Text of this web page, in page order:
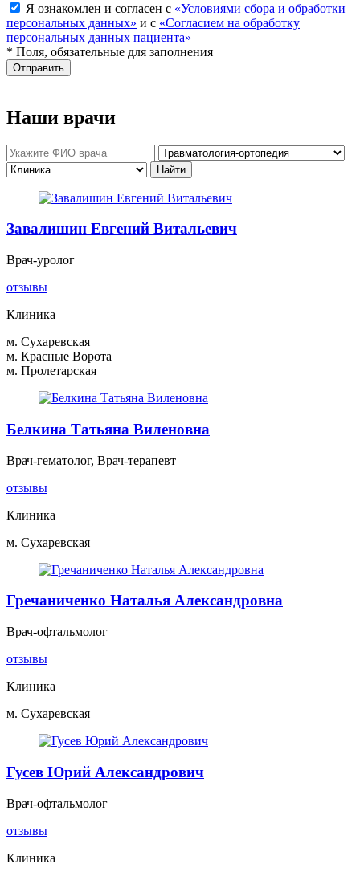
Я ознакомлен и согласен с «Условиями сбора и обработки
персональных данных» и с «Согласием на обработку
персональных данных пациента»
* Поля, обязательные для заполнения
Отправить
Наши врачи
Завалишин Евгений Витальевич
Врач-уролог
отзывы
Клиника
м. Сухаревская
м. Красные Ворота
м. Пролетарская
Белкина Татьяна Виленовна
Врач-гематолог, Врач-терапевт
отзывы
Клиника
м. Сухаревская
Гречаниченко Наталья Александровна
Врач-офтальмолог
отзывы
Клиника
м. Сухаревская
Гусев Юрий Александрович
Врач-офтальмолог
отзывы
Клиника